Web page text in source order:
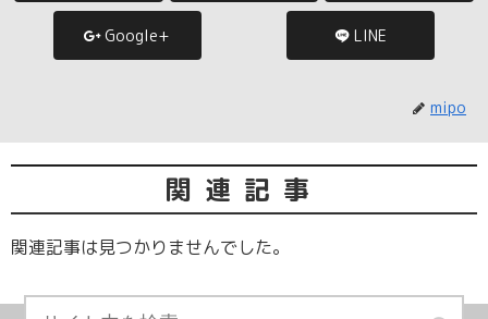
Google+ LINE
mipo
関連記事
関連記事は見つかりませんでした。